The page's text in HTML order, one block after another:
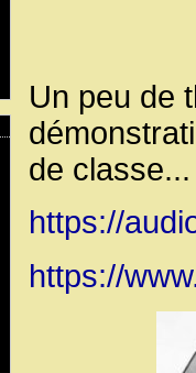
Un peu de
de classe...
https://
https://